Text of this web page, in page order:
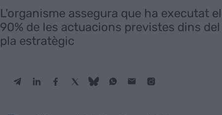
L'organisme assegura que ha executat el
90% de les actuacions previstes dins del
pla estratègic